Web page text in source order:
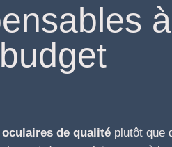
à
oculaires de qualité plutôt que